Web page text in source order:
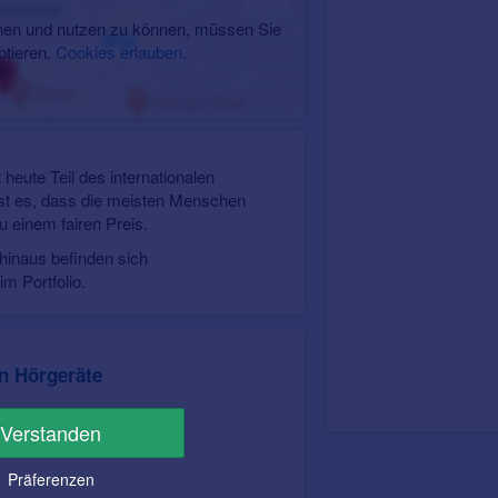
und nutzen zu können, müssen Sie
Cookies erlauben
Teil des internationalen
es, dass die meisten Menschen
einem fairen Preis.
befinden sich
Portfolio.
Hörgeräte
Verstanden
Präferenzen